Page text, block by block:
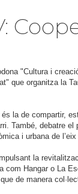
"Cultura i
que organitza la
és la de compartir,
També, debatre
i urbana de
la
com Hangar o La
de manera